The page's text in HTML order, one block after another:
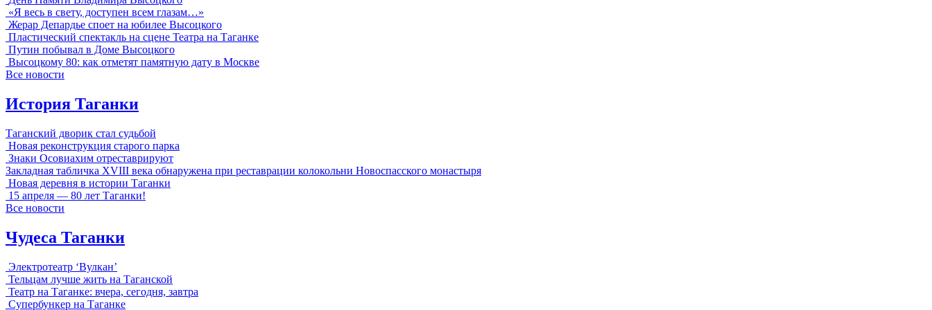
«Я весь в свету, доступен всем глазам…»
Жерар Депардье споет на юбилее Высоцкого
Пластический спектакль на сцене Театра на Таганке
Путин побывал в Доме Высоцкого
Высоцкому 80: как отметят памятную дату в Москве
Все новости
История Таганки
Таганский дворик стал судьбой
Новая реконструкция старого парка
Знаки Осовиахим отреставрируют
Закладная табличка XVIII века обнаружена при реставрации колокольни Новоспасского монастыря
Новая деревня в истории Таганки
15 апреля — 80 лет Таганки!
Все новости
Чудеса Таганки
Электротеатр ‘Вулкан’
Тельцам лучше жить на Таганской
Театр на Таганке: вчера, сегодня, завтра
Супербункер на Таганке